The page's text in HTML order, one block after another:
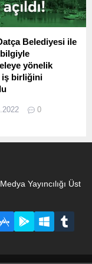
Belediyesi ile
bilgiyle
yönelik
iş birliğini
yaşça büyük
dijital medya
konusunda
duyurdu.
0
Yayıncılığı Üst